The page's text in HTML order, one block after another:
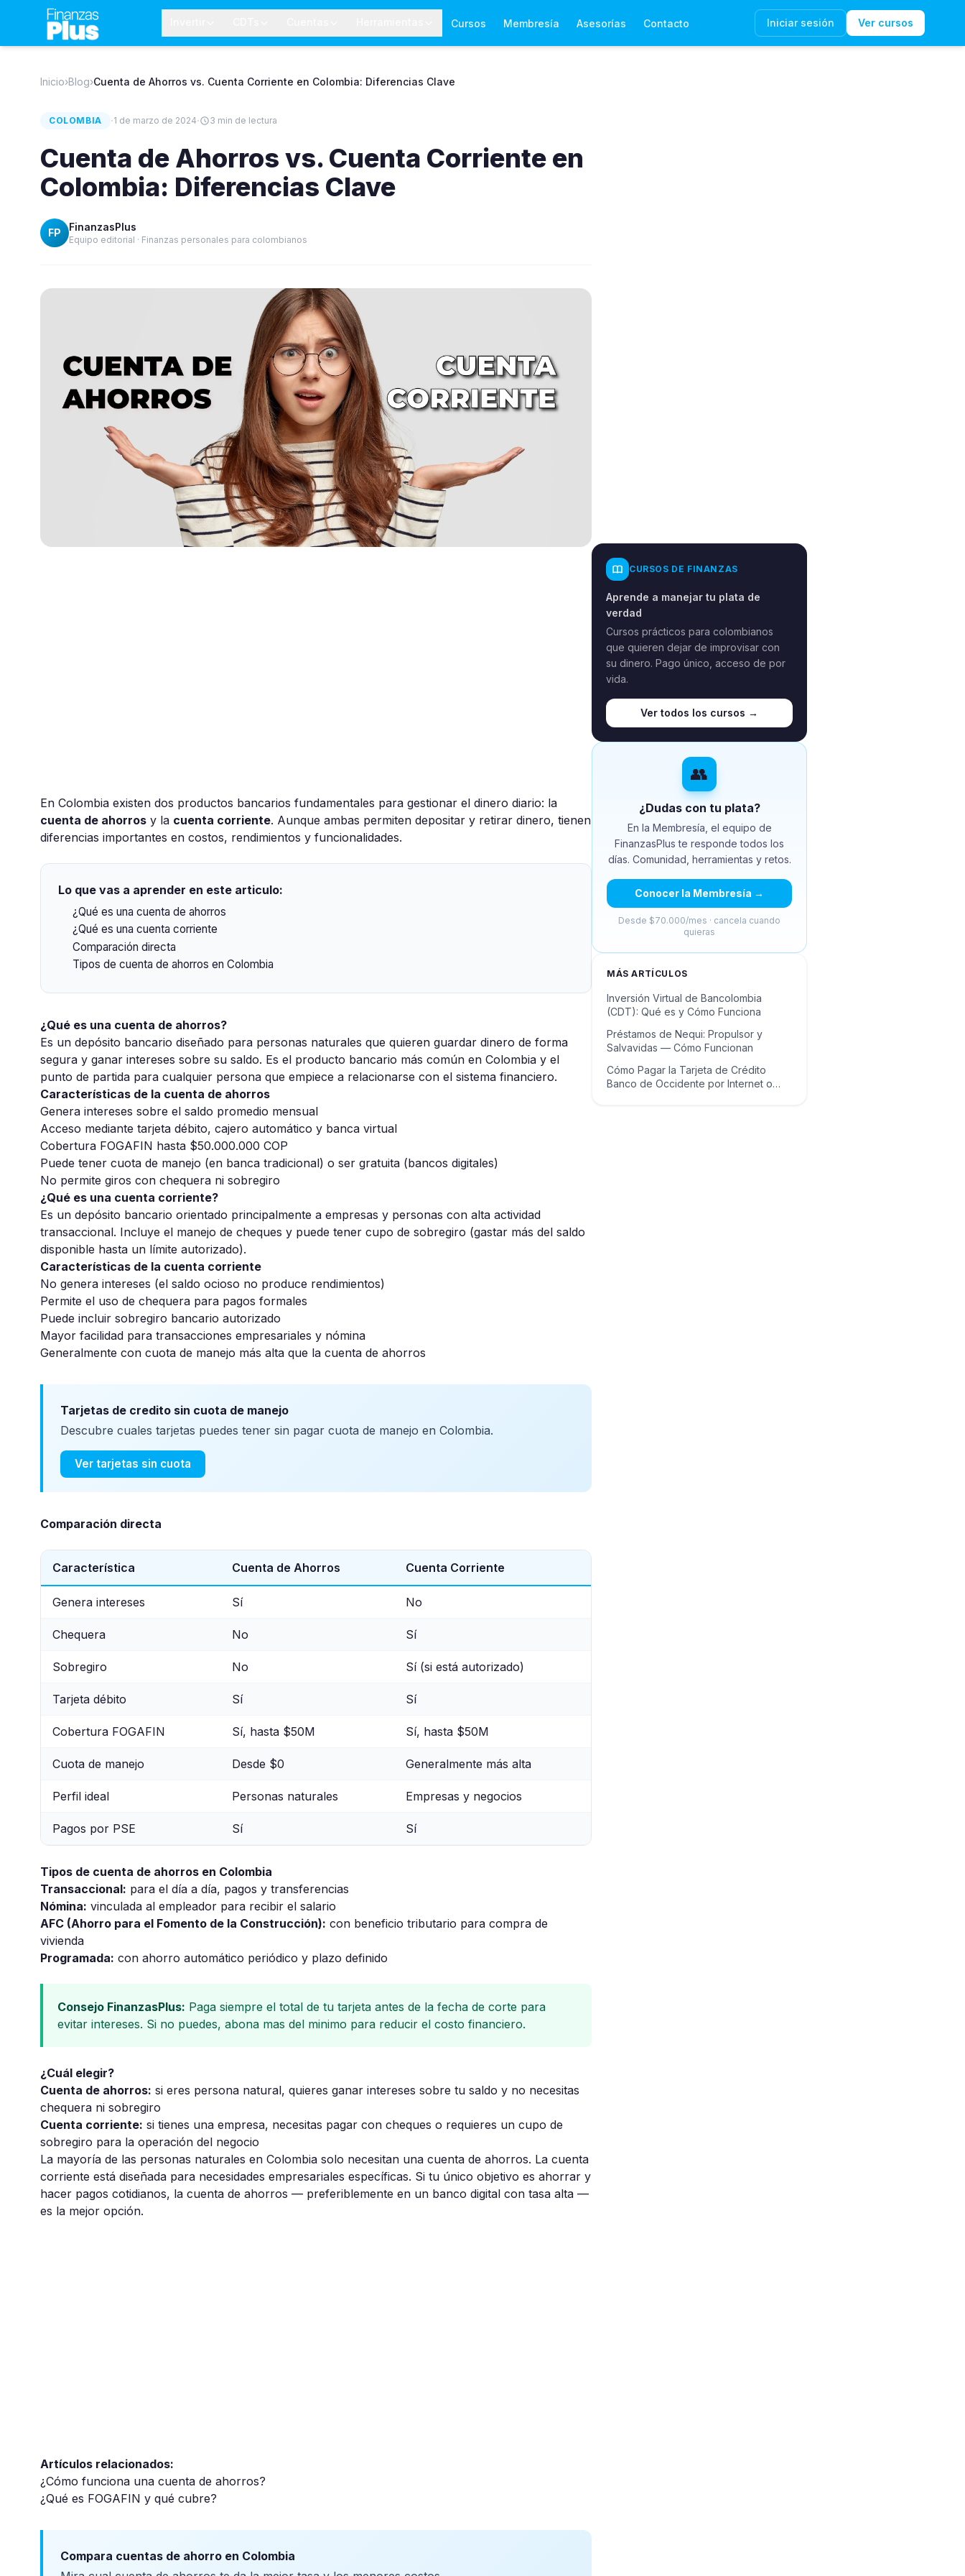
Cursos Membresía Asesorías Contacto Iniciar sesión Ver cursos
Inicio›Blog›Cuenta de Ahorros vs. Cuenta Corriente en Colombia: Diferencias Clave
COLOMBIA ·1 de marzo de 2024· 3 min de lectura
Cuenta de Ahorros vs. Cuenta Corriente en
Colombia: Diferencias Clave
FP FinanzasPlus
Equipo editorial · Finanzas personales para colombianos
En Colombia existen dos productos bancarios fundamentales para gestionar el dinero diario: la
cuenta de ahorros y la cuenta corriente. Aunque ambas permiten depositar y retirar dinero, tienen
diferencias importantes en costos, rendimientos y funcionalidades.
Lo que vas a aprender en este articulo:
¿Qué es una cuenta de ahorros
¿Qué es una cuenta corriente
Comparación directa
Tipos de cuenta de ahorros en Colombia
¿Qué es una cuenta de ahorros?
Es un depósito bancario diseñado para personas naturales que quieren guardar dinero de forma
segura y ganar intereses sobre su saldo. Es el producto bancario más común en Colombia y el
punto de partida para cualquier persona que empiece a relacionarse con el sistema financiero.
Características de la cuenta de ahorros
Genera intereses sobre el saldo promedio mensual
Acceso mediante tarjeta débito, cajero automático y banca virtual
Cobertura FOGAFIN hasta $50.000.000 COP
Puede tener cuota de manejo (en banca tradicional) o ser gratuita (bancos digitales)
No permite giros con chequera ni sobregiro
¿Qué es una cuenta corriente?
Es un depósito bancario orientado principalmente a empresas y personas con alta actividad
transaccional. Incluye el manejo de cheques y puede tener cupo de sobregiro (gastar más del saldo
disponible hasta un límite autorizado).
Características de la cuenta corriente
No genera intereses (el saldo ocioso no produce rendimientos)
Permite el uso de chequera para pagos formales
Puede incluir sobregiro bancario autorizado
Mayor facilidad para transacciones empresariales y nómina
Generalmente con cuota de manejo más alta que la cuenta de ahorros
Tarjetas de credito sin cuota de manejo
Descubre cuales tarjetas puedes tener sin pagar cuota de manejo en Colombia.
Ver tarjetas sin cuota
Comparación directa
Característica Cuenta de Ahorros Cuenta Corriente
Genera intereses Sí No
Chequera No Sí
Sobregiro No Sí (si está autorizado)
Tarjeta débito Sí Sí
Cobertura FOGAFIN Sí, hasta $50M Sí, hasta $50M
Cuota de manejo Desde $0 Generalmente más alta
Perfil ideal Personas naturales Empresas y negocios
Pagos por PSE Sí Sí
Tipos de cuenta de ahorros en Colombia
Transaccional: para el día a día, pagos y transferencias
Nómina: vinculada al empleador para recibir el salario
AFC (Ahorro para el Fomento de la Construcción): con beneficio tributario para compra de
vivienda
Programada: con ahorro automático periódico y plazo definido
Consejo FinanzasPlus: Paga siempre el total de tu tarjeta antes de la fecha de corte para
evitar intereses. Si no puedes, abona mas del minimo para reducir el costo financiero.
¿Cuál elegir?
Cuenta de ahorros: si eres persona natural, quieres ganar intereses sobre tu saldo y no necesitas
chequera ni sobregiro
Cuenta corriente: si tienes una empresa, necesitas pagar con cheques o requieres un cupo de
sobregiro para la operación del negocio
La mayoría de las personas naturales en Colombia solo necesitan una cuenta de ahorros. La cuenta
corriente está diseñada para necesidades empresariales específicas. Si tu único objetivo es ahorrar y
hacer pagos cotidianos, la cuenta de ahorros — preferiblemente en un banco digital con tasa alta —
es la mejor opción.
Artículos relacionados:
¿Cómo funciona una cuenta de ahorros?
¿Qué es FOGAFIN y qué cubre?
Compara cuentas de ahorro en Colombia
CURSOS DE FINANZAS
Aprende a manejar tu plata de
verdad
Cursos prácticos para colombianos
que quieren dejar de improvisar con
su dinero. Pago único, acceso de por
vida.
Ver todos los cursos →
👥
¿Dudas con tu plata?
En la Membresía, el equipo de
FinanzasPlus te responde todos los
días. Comunidad, herramientas y retos.
Conocer la Membresía →
Desde $70.000/mes · cancela cuando
quieras
MÁS ARTÍCULOS
Inversión Virtual de Bancolombia
(CDT): Qué es y Cómo Funciona
Préstamos de Nequi: Propulsor y
Salvavidas — Cómo Funcionan
Cómo Pagar la Tarjeta de Crédito
Banco de Occidente por Internet o